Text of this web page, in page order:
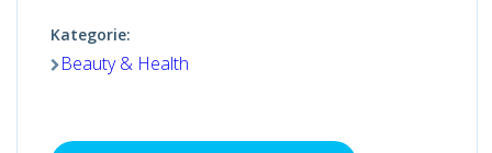
Kategorie:
Beauty & Health